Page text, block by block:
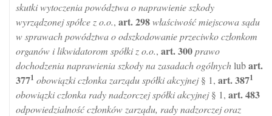
skutki wytoczenia powództwa o naprawienie szkody
wyrządzonej spółce z o.o., art.298właściwość miejscowa sądu
w sprawach powództwa o odszkodowanie przeciwko członkom
organów i likwidatorom spółki z o.o., art.300prawo
dochodzenia naprawienia szkody na zasadach ogólnychlubart.
3771 obowiązki członka zarządu spółki akcyjnej§ 1, art.3871
obowiązki członka rady nadzorczej spółki akcyjnej§ 1, art.483
odpowiedzialność członków zarządu, rady nadzorczej oraz